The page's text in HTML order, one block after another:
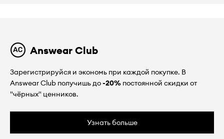
Answear Club
Зарегистрируйся и экономь при каждой покупке. В
Answear Club получишь до-20% постоянной скидки от
"чёрных" ценников.
Узнать больше